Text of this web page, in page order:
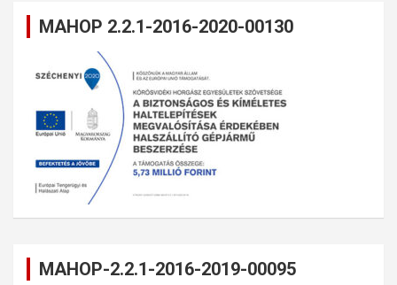
MAHOP 2.2.1-2016-2020-00130
MAHOP-2.2.1-2016-2019-00095